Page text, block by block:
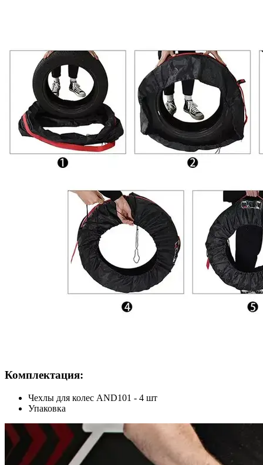
Комплектация:
Чехлы для колес AND101 - 4 шт
Упаковка